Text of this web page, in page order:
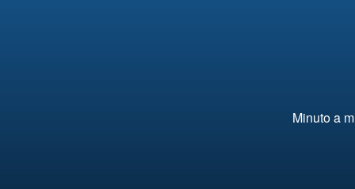
Minuto a